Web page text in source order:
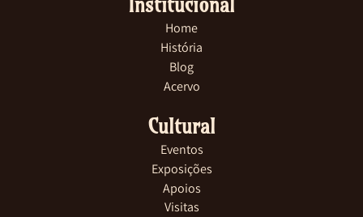
Institucional
Home
História
Blog
Acervo
Cultural
Eventos
Exposições
Apoios
Visitas